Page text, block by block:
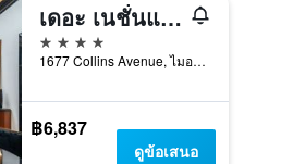
เดอะ เนชั่นแนล โรงแรม ไมอามี บีช
4 ดาว
1677 Collins Avenue, ไมอามีบีช, FL, สหรัฐอเมริกา
฿6,837
ดูข้อเสนอ